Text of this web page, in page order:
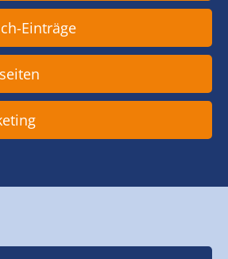
Einträge